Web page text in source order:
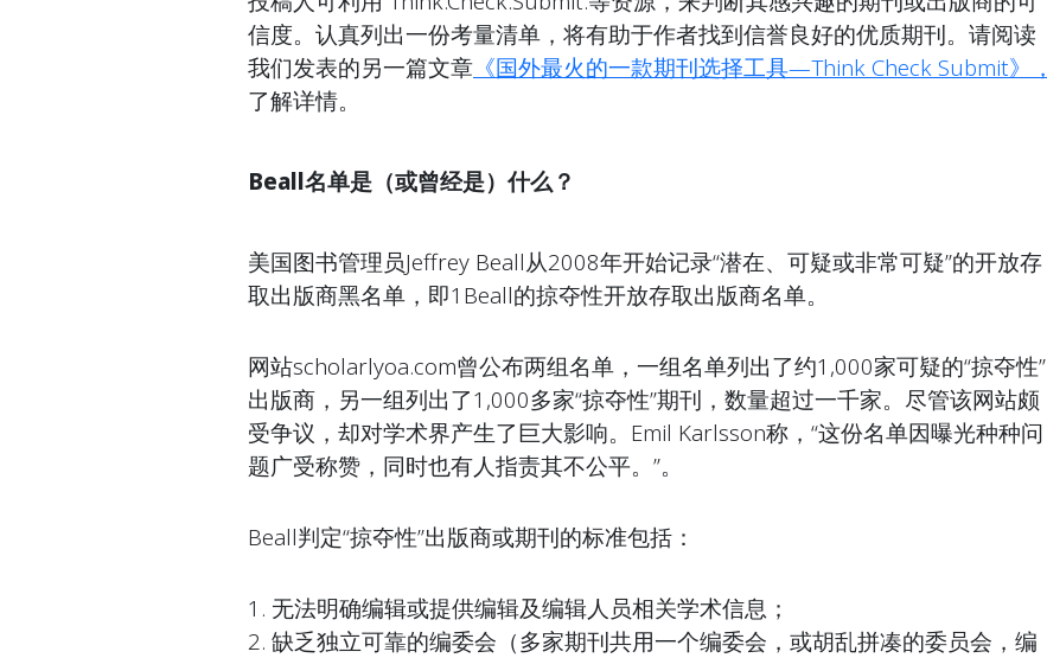
信度。认真列出一份考量清单，将有助于作者找到信誉良好的优质期刊。请阅读
我们发表的另一篇文章 《国外最火的一款期刊选择工具—Think Check Submit》，
了解详情。
Beall名单是（或曾经是）什么？
美国图书管理员Jeffrey Beall从2008年开始记录“潜在、可疑或非常可疑”的开放存
取出版商黑名单，即1Beall的掠夺性开放存取出版商名单。
网站scholarlyoa.com曾公布两组名单，一组名单列出了约1,000家可疑的“掠夺性”
出版商，另一组列出了1,000多家“掠夺性”期刊，数量超过一千家。尽管该网站颇
受争议，却对学术界产生了巨大影响。Emil Karlsson称，“这份名单因曝光种种问
题广受称赞，同时也有人指责其不公平。”。
Beall判定“掠夺性”出版商或期刊的标准包括：
1. 无法明确编辑或提供编辑及编辑人员相关学术信息；
2. 缺乏独立可靠的编委会（多家期刊共用一个编委会，或胡乱拼凑的委员会，编